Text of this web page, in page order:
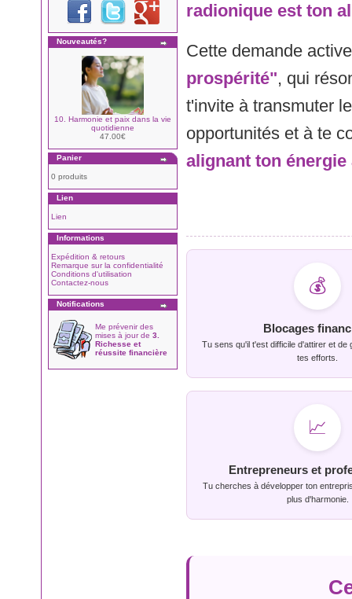
Nouveautés?
10. Harmonie et paix dans la vie
quotidienne
47.00€
Panier
0 produits
Lien
Lien
Informations
Expédition & retours
Remarque sur la confidentialité
Conditions d'utilisation
Contactez-nous
Notifications
Me prévenir des
mises à jour de 3.
Richesse et
réussite financière
radionique est ton
Cette demande
prospérité", qui
t'invite à transmuter
opportunités et à te
alignant ton
💰
Blocages
Tu sens qu'il t'est difficile d'attirer et de
tes efforts.
📈
Entrepreneurs et
Tu cherches à développer ton
plus d'harmonie.